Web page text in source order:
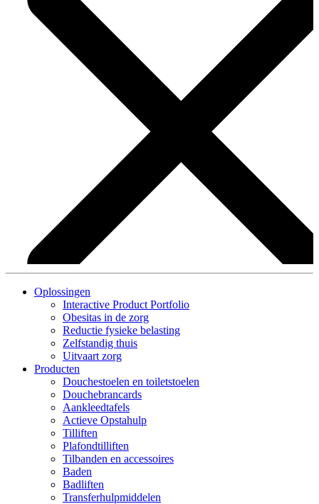
Oplossingen
Interactive Product Portfolio
Obesitas in de zorg
Reductie fysieke belasting
Zelfstandig thuis
Uitvaart zorg
Producten
Douchestoelen en toiletstoelen
Douchebrancards
Aankleedtafels
Actieve Opstahulp
Tilliften
Plafondtilliften
Tilbanden en accessoires
Baden
Badliften
Transferhulpmiddelen